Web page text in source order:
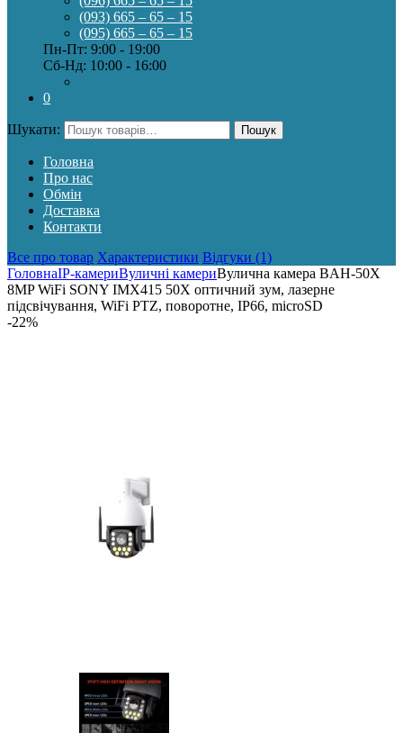
(093) 665 – 65 – 15
(095) 665 – 65 – 15
Пн-Пт: 9:00 - 19:00
Сб-Нд: 10:00 - 16:00
0
Шукати: Пошук
Головна
Про нас
Обмін
Доставка
Контакти
Все про товар Характеристики Відгуки (1)
ГоловнаIP-камериВуличні камериВулична камера BAH-50X
8MP WiFi SONY IMX415 50X оптичний зум, лазерне
підсвічування, WiFi PTZ, поворотне, IP66, microSD
-22%